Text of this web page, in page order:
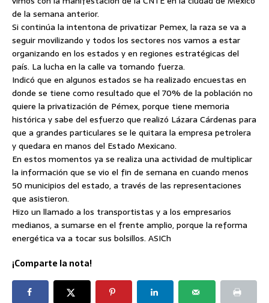
de la semana anterior.
Si continúa la intentona de privatizar Pemex, la raza se va a
seguir movilizando y todos los sectores nos vamos a estar
organizando en los estados y en regiones estratégicas del
país. La lucha en la calle va tomando fuerza.
Indicó que en algunos estados se ha realizado encuestas en
donde se tiene como resultado que el 70% de la población no
quiere la privatización de Pémex, porque tiene memoria
histórica y sabe del esfuerzo que realizó Lázara Cárdenas para
que a grandes particulares se le quitara la empresa petrolera
y quedara en manos del Estado Mexicano.
En estos momentos ya se realiza una actividad de multiplicar
la información que se vio el fin de semana en cuando menos
50 municipios del estado, a través de las representaciones
que asistieron.
Hizo un llamado a los transportistas y a los empresarios
medianos, a sumarse en el frente amplio, porque la reforma
energética va a tocar sus bolsillos. ASICh
¡Comparte la nota!